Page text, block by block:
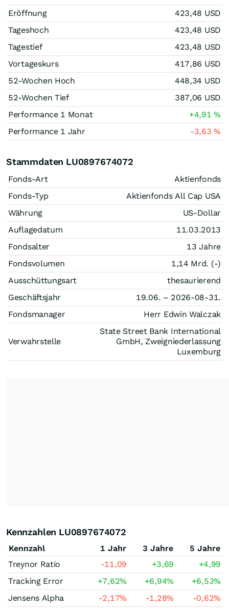
Eröffnung
423,48 USD
Tageshoch
423,48 USD
Tagestief
423,48 USD
Vortageskurs
417,86 USD
52-Wochen Hoch
448,34 USD
52-Wochen Tief
387,06 USD
Performance 1 Monat
+4,91%
Performance 1 Jahr
-3,63%
Stammdaten LU0897674072
Fonds-Art
Aktienfonds
Fonds-Typ
Aktienfonds All Cap USA
Währung
US-Dollar
Auflagedatum
11.03.2013
Fondsalter
13 Jahre
Fondsvolumen
1,14 Mrd. (-)
Ausschüttungsart
thesaurierend
Geschäftsjahr
19.06. – 2026-08-31.
Fondsmanager
Herr Edwin Walczak
Verwahrstelle
State Street Bank International
GmbH, Zweigniederlassung
Luxemburg
Kennzahlen LU0897674072
Kennzahl 1 Jahr 3 Jahre
5 Jahre
Treynor Ratio
-11,09 +3,69
+4,99
Tracking Error
+7,62% +6,94% +6,53%
Jensens Alpha
-2,17% -1,28% -0,62%